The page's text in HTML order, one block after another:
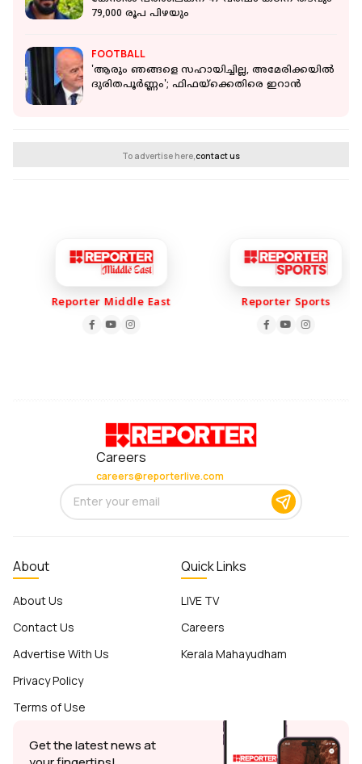
79,000 രൂപ പിഴയും
FOOTBALL
'ആരും ഞങ്ങളെ സഹായിച്ചില്ല, അമേരിക്കയിൽ
ദുരിതപൂർണ്ണം'; ഫിഫയ്ക്കെതിരെ ഇറാൻ
To advertise here,contact us
Reporter Middle East Reporter Sports
Careers
careers@reporterlive.com
About
About Us
Contact Us
Advertise With Us
Privacy Policy
Terms of Use
Quick Links
LIVE TV
Careers
Kerala Mahayudham
Get the latest news at